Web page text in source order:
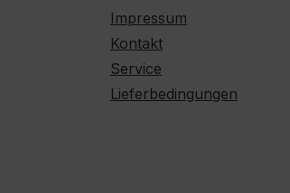
Impressum
Kontakt
Service
Lieferbedingungen